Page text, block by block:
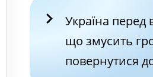
Україна
що змусить
повернутися